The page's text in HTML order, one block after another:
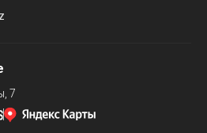
7